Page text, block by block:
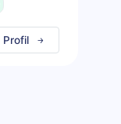
Profil